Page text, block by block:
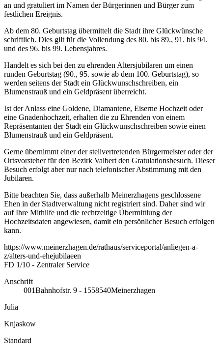
an und gratuliert im Namen der Bürgerinnen und Bürger zum
festlichen Ereignis.
Ab dem 80. Geburtstag übermittelt die Stadt ihre Glückwünsche
schriftlich. Dies gilt für die Vollendung des 80. bis 89., 91. bis 94.
und des 96. bis 99. Lebensjahres.
Handelt es sich bei den zu ehrenden Altersjubilaren um einen
runden Geburtstag (90., 95. sowie ab dem 100. Geburtstag), so
werden seitens der Stadt ein Glückwunschschreiben, ein
Blumenstrauß und ein Geldpräsent überreicht.
Ist der Anlass eine Goldene, Diamantene, Eiserne Hochzeit oder
eine Gnadenhochzeit, erhalten die zu Ehrenden von einem
Repräsentanten der Stadt ein Glückwunschschreiben sowie einen
Blumenstrauß und ein Geldpräsent.
Gerne übernimmt einer der stellvertretenden Bürgermeister oder der
Ortsvorsteher für den Bezirk Valbert den Gratulationsbesuch. Dieser
Besuch erfolgt aber nur nach telefonischer Abstimmung mit den
Jubilaren.
Bitte beachten Sie, dass außerhalb Meinerzhagens geschlossene
Ehen in der Stadtverwaltung nicht registriert sind. Daher sind wir
auf Ihre Mithilfe und die rechtzeitige Übermittlung der
Hochzeitsdaten angewiesen, damit ein persönlicher Besuch erfolgen
kann.
https://www.meinerzhagen.de/rathaus/serviceportal/anliegen-a-
z/alters-und-ehejubilaeen
FD 1/10 - Zentraler Service
Anschrift
001Bahnhofstr. 9 - 1558540Meinerzhagen
Julia
Knjaskow
Standard